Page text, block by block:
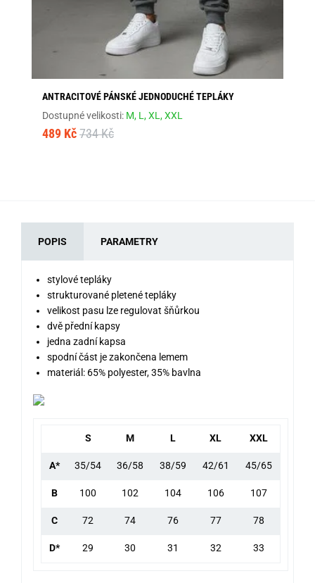
ANTRACITOVÉ PÁNSKÉ JEDNODUCHÉ TEPLÁKY
Dostupné velikosti: M, L,XL,XXL
489 Kč 734 Kč
POPIS PARAMETRY
stylové tepláky
strukturované pletené tepláky
velikost pasu lze regulovat šňůrkou
dvě přední kapsy
jedna zadní kapsa
spodní část je zakončena lemem
materiál: 65% polyester, 35% bavlna
S M L XL XXL
A* 35/54 36/58 38/59 42/61 45/65
B 100 102 104 106 107
C 72 74 76 77 78
D* 29 30 31 32 33